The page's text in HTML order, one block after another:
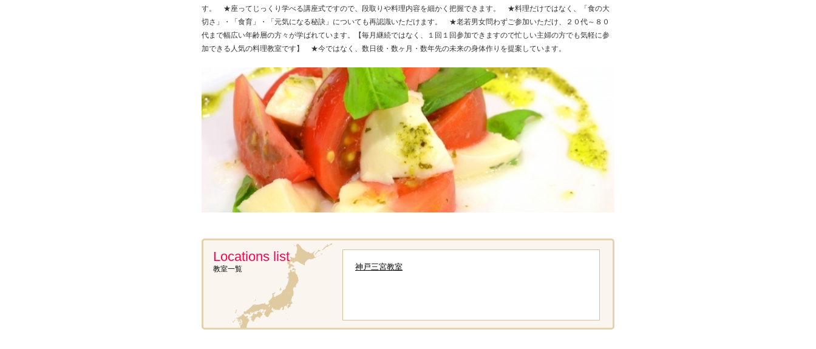
す。 ★座ってじっくり学べる講座式ですので、段取りや料理内容を細かく把握できます。 ★料理だけではなく、「食の大
切さ」・「食育」・「元気になる秘訣」についても再認識いただけます。 ★老若男女問わずご参加いただけ、２０代～８０
代まで幅広い年齢層の方々が学ばれています。【毎月継続ではなく、１回１回参加できますので忙しい主婦の方でも気軽に参
加できる人気の料理教室です】 ★今ではなく、数日後・数ヶ月・数年先の未来の身体作りを提案しています。
Locations list
教室一覧 神戸三宮教室